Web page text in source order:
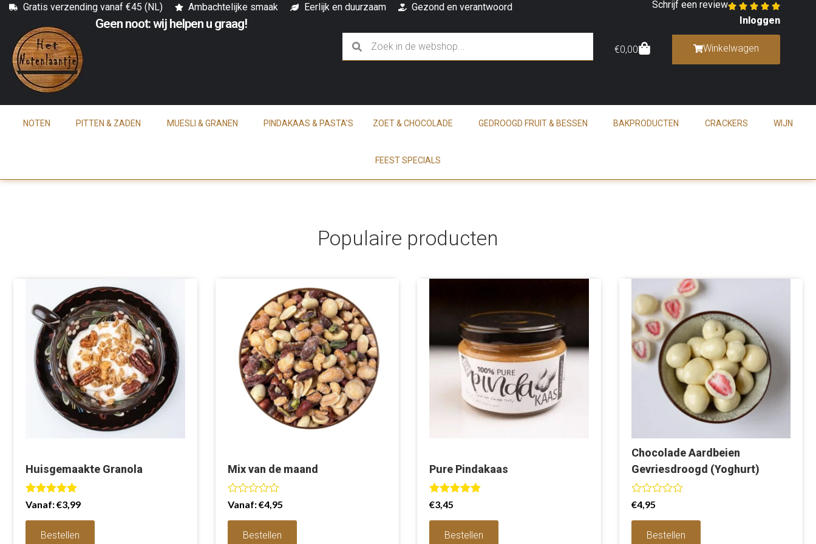
Gratis verzending vanaf €45 (NL) Ambachtelijke smaak Eerlijk en duurzaam Gezond en verantwoord Schrijf een review
Geen noot: wij helpen u graag! Inloggen
Winkelwagen
€0,00
NOTEN PITTEN & ZADEN MUESLI & GRANEN PINDAKAAS & PASTA’S ZOET & CHOCOLADE GEDROOGD FRUIT & BESSEN BAKPRODUCTEN CRACKERS WIJN
FEEST SPECIALS
Populaire producten
Huisgemaakte Granola
Waardering
5.00
uit 5
Vanaf:€3,99
Bestellen
Mix van de maand
W
a
a
Vanaf:€4,95
Bestellen
Pure Pindakaas
Waardering
5.00
uit 5
€3,45
Bestellen
Chocolade Aardbeien
Gevriesdroogd (Yoghurt)
W
a
a
€4,95
Bestellen